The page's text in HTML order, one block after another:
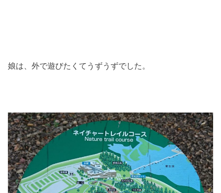
娘は、外で遊びたくてうずうずでした。